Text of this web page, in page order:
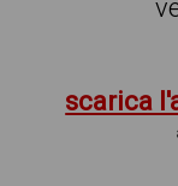
scarica